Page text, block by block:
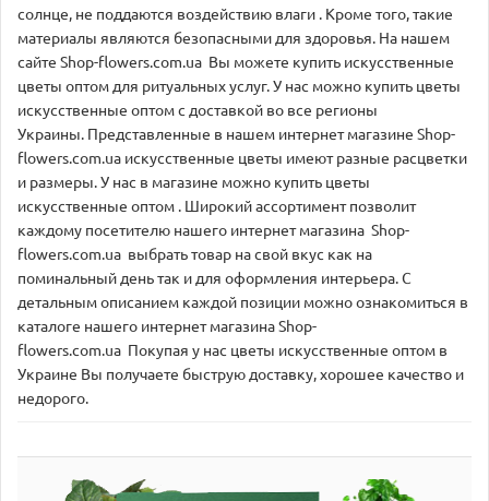
солнце, не поддаются воздействию влаги . Кроме того, такие
материалы являются безопасными для здоровья. На нашем
сайте Shop-flowers.com.ua Вы можете купить искусственные
цветы оптом для ритуальных услуг. У нас можно купить цветы
искусственные оптом с доставкой во все регионы
Украины. Представленные в нашем интернет магазине Shop-
flowers.com.ua искусственные цветы имеют разные расцветки
и размеры. У нас в магазине можно купить цветы
искусственные оптом . Широкий ассортимент позволит
каждому посетителю нашего интернет магазина Shop-
flowers.com.ua выбрать товар на свой вкус как на
поминальный день так и для оформления интерьера. С
детальным описанием каждой позиции можно ознакомиться в
каталоге нашего интернет магазина Shop-
flowers.com.ua Покупая у нас цветы искусственные оптом в
Украине Вы получаете быструю доставку, хорошее качество и
недорого.